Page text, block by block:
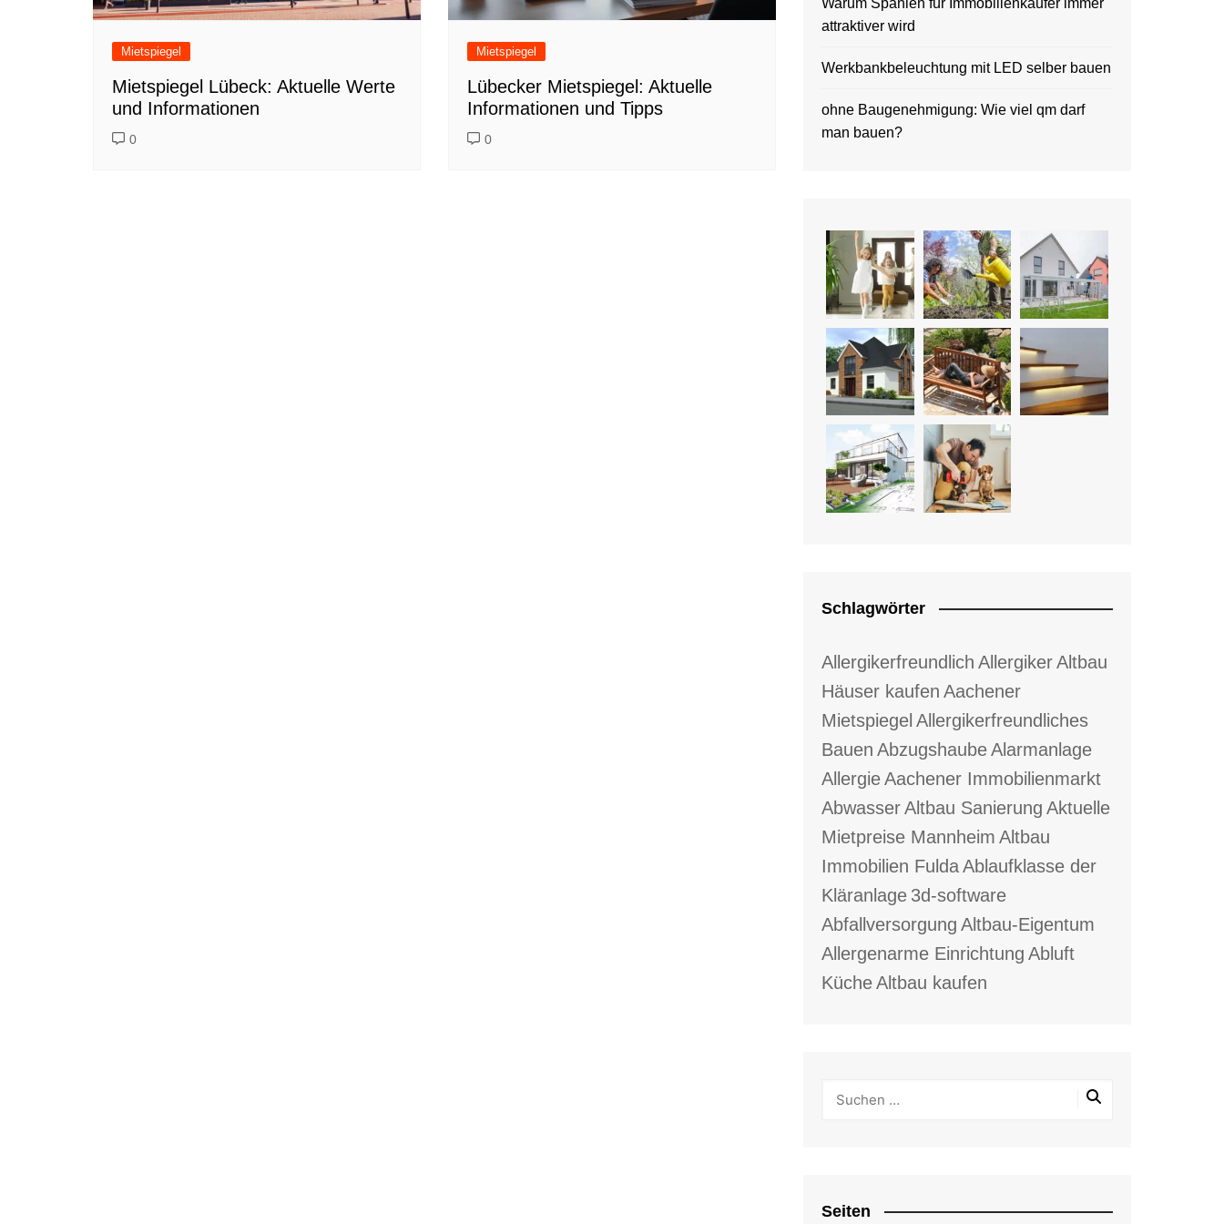
Mietspiegel
Mietspiegel Lübeck: Aktuelle Werte
und Informationen
0
Mietspiegel
Lübecker Mietspiegel: Aktuelle
Informationen und Tipps
0
Warum Spanien für Immobilienkäufer immer
attraktiver wird
Werkbankbeleuchtung mit LED selber bauen
ohne Baugenehmigung: Wie viel qm darf
man bauen?
Schlagwörter
Allergikerfreundlich AllergikerAltbau
Häuser kaufen Aachener
Mietspiegel Allergikerfreundliches
Bauen AbzugshaubeAlarmanlage
AllergieAachener Immobilienmarkt
AbwasserAltbau Sanierung Aktuelle
Mietpreise Mannheim Altbau
Immobilien FuldaAblaufklasse der
Kläranlage 3d-software
Abfallversorgung Altbau-Eigentum
Allergenarme Einrichtung Abluft
KücheAltbau kaufen
Seiten